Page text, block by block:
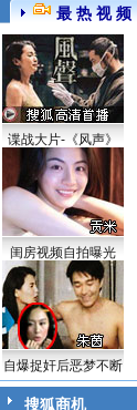
最 热 视 频
谍战大片-《风声》
闺房视频自拍曝光
自爆捉奸后恶梦不断
搜狐商机